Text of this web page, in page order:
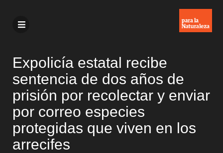
Expolicía estatal recibe
sentencia de dos años de
prisión por recolectar y enviar
por correo especies
protegidas que viven en los
arrecifes